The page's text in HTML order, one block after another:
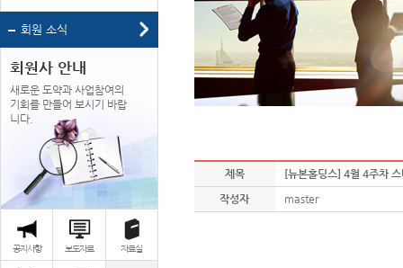
회원 소식
회원사 안내
새로운 도약과 사업참여의
기회를 만들어 보시기 바랍
니다.
공지사항 보도자료 자료실
제목
[뉴본홀딩스] 4월 4주차
작성자
master